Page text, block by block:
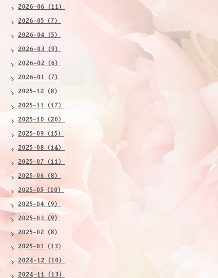
2026-06（11）
2026-05（7）
2026-04（5）
2026-03（9）
2026-02（6）
2026-01（7）
2025-12（8）
2025-11（17）
2025-10（20）
2025-09（15）
2025-08（14）
2025-07（11）
2025-06（8）
2025-05（10）
2025-04（9）
2025-03（9）
2025-02（8）
2025-01（13）
2024-12（10）
2024-11（13）